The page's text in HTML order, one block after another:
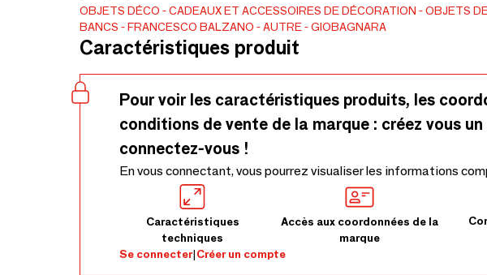
racines datant de la Grèce antique et de Rome, en la réinterprétant
humour pointu, créant l'équilibre parfait entre formes géométriques
OBJETS DÉCO CADEAUX ET ACCESSOIRES DE DÉCORATION OBJETS
BANCS
FRANCESCO BALZANO AUTRE GIOBAGNARA
Caractéristiques produit
Pour voir les caractéristiques produits, les
conditions de vente de la marque : créez vous
connectez-vous !
En vous connectant, vous pourrez visualiser les informations
Caractéristiques
techniques
Accès aux coordonnées de la
marque
Se connecter|Créer un compte